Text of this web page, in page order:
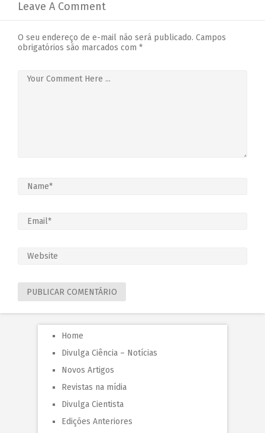
Leave A Comment
O seu endereço de e-mail não será publicado. Campos
obrigatórios são marcados com *
Home
Divulga Ciência – Notícias
Novos Artigos
Revistas na mídia
Divulga Cientista
Edições Anteriores